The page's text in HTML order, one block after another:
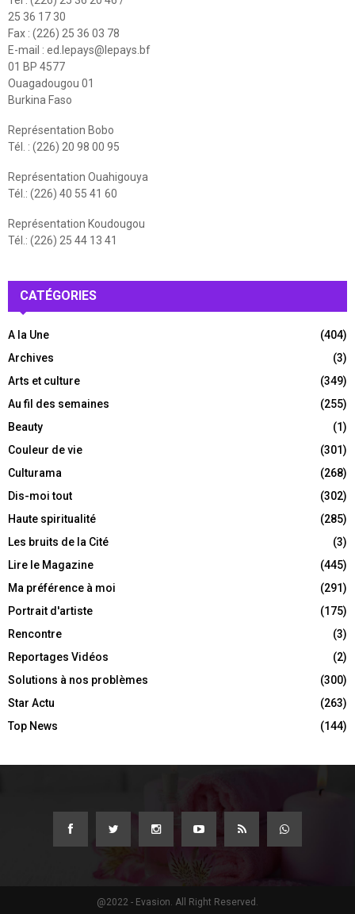
25 36 17 30
Fax : (226) 25 36 03 78
E-mail : ed.lepays@lepays.bf
01 BP 4577
Ouagadougou 01
Burkina Faso
Représentation Bobo
Tél. : (226) 20 98 00 95
Représentation Ouahigouya
Tél.: (226) 40 55 41 60
Représentation Koudougou
Tél.: (226) 25 44 13 41
CATÉGORIES
A la Une
(404)
Archives
(3)
Arts et culture
(349)
Au fil des semaines
(255)
Beauty
(1)
Couleur de vie
(301)
Culturama
(268)
Dis-moi tout
(302)
Haute spiritualité
(285)
Les bruits de la Cité
(3)
Lire le Magazine
(445)
Ma préférence à moi
(291)
Portrait d'artiste
(175)
Rencontre
(3)
Reportages Vidéos
(2)
Solutions à nos problèmes
(300)
Star Actu
(263)
Top News
(144)
@2022 - Evasion. All Right Reserved.